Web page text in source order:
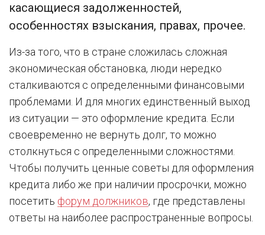
касающиеся задолженностей,
особенностях взыскания, правах, прочее.
Из-за того, что в стране сложилась сложная
экономическая обстановка, люди нередко
сталкиваются с определенными финансовыми
проблемами. И для многих единственный выход
из ситуации — это оформление кредита. Если
своевременно не вернуть долг, то можно
столкнуться с определенными сложностями.
Чтобы получить ценные советы для оформления
кредита либо же при наличии просрочки, можно
посетить форум должников, где представлены
ответы на наиболее распространенные вопросы.